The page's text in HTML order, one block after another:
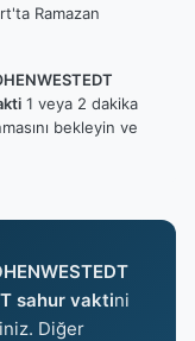
Ramazan
1 veya 2 dakika
bekleyin ve
sahur vaktini
Diğer